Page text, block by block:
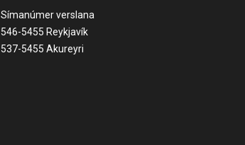
Símanúmer verslana
546-5455 Reykjavík
537-5455 Akureyri